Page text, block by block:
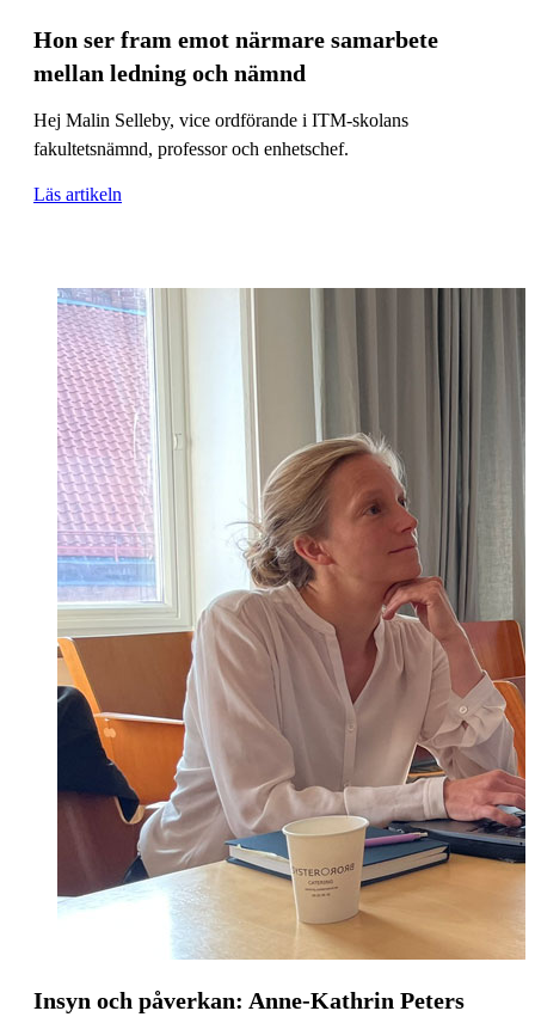
Hon ser fram emot närmare samarbete
mellan ledning och nämnd
Hej Malin Selleby, vice ordförande i ITM-skolans
fakultetsnämnd, professor och enhetschef.
Läs artikeln
Insyn och påverkan: Anne-Kathrin Peters